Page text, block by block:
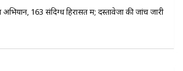
163 संदिग्ध हिरासत में; दस्तावेजों की जांच जारी